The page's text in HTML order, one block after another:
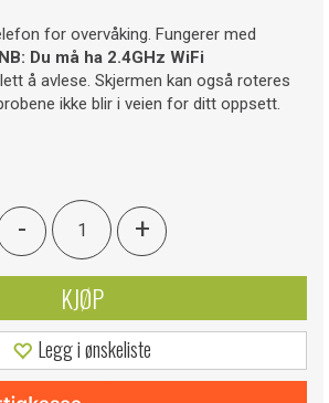
for overvåking. Fungerer med
NB: Du må ha 2.4GHz WiFi
å avlese. Skjermen kan også roteres
ikke blir i veien for ditt oppsett.
- +
KJØP
Legg i ønskeliste